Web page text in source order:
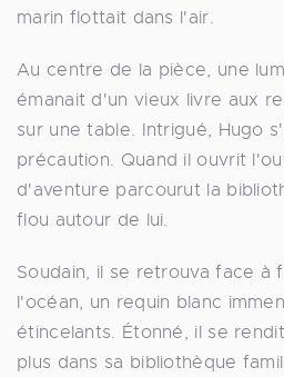
marin flottait dans l'air.
Au centre de la pièce, une
émanait d'un vieux livre aux
sur une table. Intrigué, Hugo
précaution. Quand il ouvrit
d'aventure parcourut la
flou autour de lui.
Soudain, il se retrouva face à
l'océan, un requin blanc
étincelants. Étonné, il se
plus dans sa bibliothèque